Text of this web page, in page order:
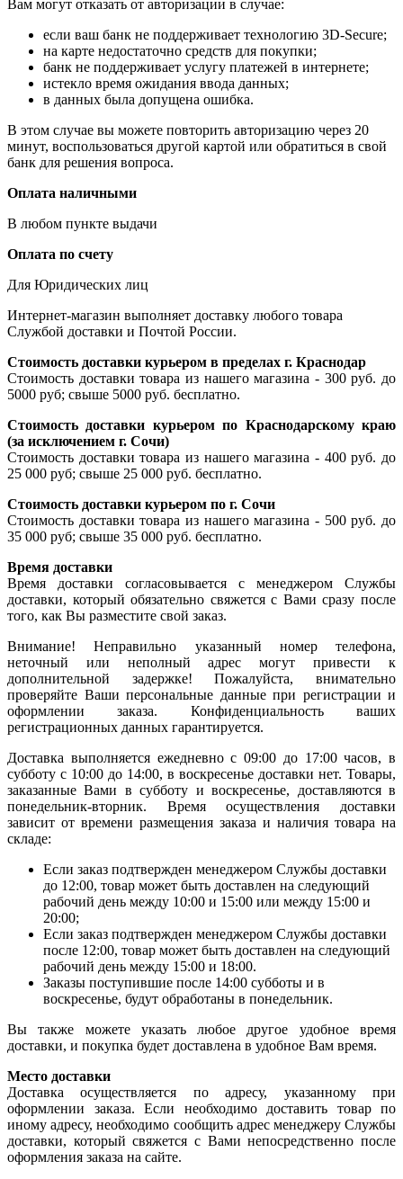
Вам могут отказать от авторизации в случае:
если ваш банк не поддерживает технологию 3D-Secure;
на карте недостаточно средств для покупки;
банк не поддерживает услугу платежей в интернете;
истекло время ожидания ввода данных;
в данных была допущена ошибка.
В этом случае вы можете повторить авторизацию через 20
минут, воспользоваться другой картой или обратиться в свой
банк для решения вопроса.
Оплата наличными
В любом пункте выдачи
Оплата по счету
Для Юридических лиц
Интернет-магазин выполняет доставку любого товара
Службой доставки и Почтой России.
Стоимость доставки курьером в пределах г. Краснодар
Стоимость доставки товара из нашего магазина - 300 руб. до
5000 руб; свыше 5000 руб. бесплатно.
Стоимость доставки курьером по Краснодарскому краю
(за исключением г. Сочи)
Стоимость доставки товара из нашего магазина - 400 руб. до
25 000 руб; свыше 25 000 руб. бесплатно.
Стоимость доставки курьером по г. Сочи
Стоимость доставки товара из нашего магазина - 500 руб. до
35 000 руб; свыше 35 000 руб. бесплатно.
Время доставки
Время доставки согласовывается с менеджером Службы
доставки, который обязательно свяжется с Вами сразу после
того, как Вы разместите свой заказ.
Внимание! Неправильно указанный номер телефона,
неточный или неполный адрес могут привести к
дополнительной задержке! Пожалуйста, внимательно
проверяйте Ваши персональные данные при регистрации и
оформлении заказа. Конфиденциальность ваших
регистрационных данных гарантируется.
Доставка выполняется ежедневно с 09:00 до 17:00 часов, в
субботу с 10:00 до 14:00, в воскресенье доставки нет. Товары,
заказанные Вами в субботу и воскресенье, доставляются в
понедельник-вторник. Время осуществления доставки
зависит от времени размещения заказа и наличия товара на
складе:
Если заказ подтвержден менеджером Службы доставки
до 12:00, товар может быть доставлен на следующий
рабочий день между 10:00 и 15:00 или между 15:00 и
20:00;
Если заказ подтвержден менеджером Службы доставки
после 12:00, товар может быть доставлен на следующий
рабочий день между 15:00 и 18:00.
Заказы поступившие после 14:00 субботы и в
воскресенье, будут обработаны в понедельник.
Вы также можете указать любое другое удобное время
доставки, и покупка будет доставлена в удобное Вам время.
Место доставки
Доставка осуществляется по адресу, указанному при
оформлении заказа. Если необходимо доставить товар по
иному адресу, необходимо сообщить адрес менеджеру Службы
доставки, который свяжется с Вами непосредственно после
оформления заказа на сайте.